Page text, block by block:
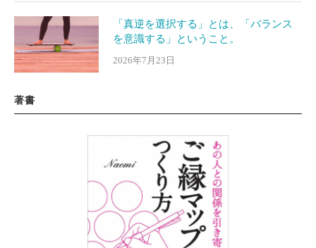
「真逆を選択する」とは、「バランス
を意識する」ということ。
2026年7月23日
著書